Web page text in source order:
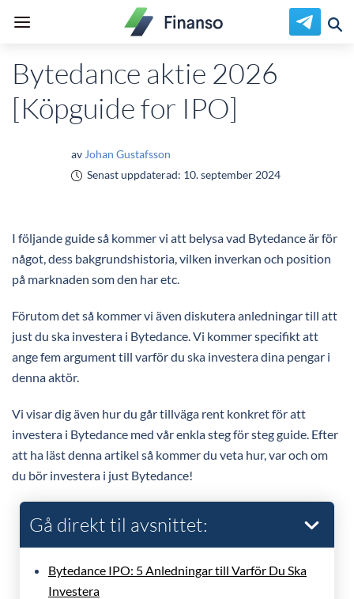
Bytedance aktie 2026
[Köpguide for IPO]
av Johan Gustafsson
Senast uppdaterad: 10. september 2024
I följande guide så kommer vi att belysa vad Bytedance är för
något, dess bakgrundshistoria, vilken inverkan och position
på marknaden som den har etc.
Förutom det så kommer vi även diskutera anledningar till att
just du ska investera i Bytedance. Vi kommer specifikt att
ange fem argument till varför du ska investera dina pengar i
denna aktör.
Vi visar dig även hur du går tillväga rent konkret för att
investera i Bytedance med vår enkla steg för steg guide. Efter
att ha läst denna artikel så kommer du veta hur, var och om
du bör investera i just Bytedance!
Gå direkt til avsnittet:
Bytedance IPO: 5 Anledningar till Varför Du Ska
Investera